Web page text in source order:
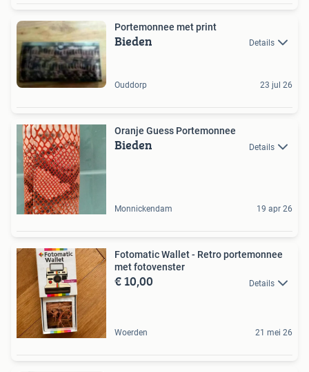
Portemonnee met print
Bieden Details
Ouddorp 23 jul 26
Oranje Guess Portemonnee
Bieden Details
Monnickendam 19 apr 26
Fotomatic Wallet - Retro portemonnee
met fotovenster
€ 10,00 Details
Woerden 21 mei 26